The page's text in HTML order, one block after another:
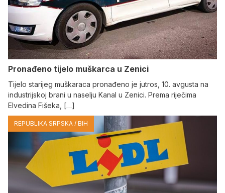
Pronađeno tijelo muškarca u Zenici
Tijelo starijeg muškaraca pronađeno je jutros, 10. avgusta na
industrijskoj brani u naselju Kanal u Zenici. Prema riječima
Elvedina Fišeka, […]
REPUBLIKA SRPSKA / BIH